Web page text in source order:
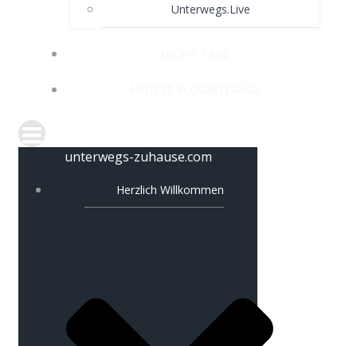
Unterwegs.Live
unterwegs-zuhause.com
Herzlich Willkommen